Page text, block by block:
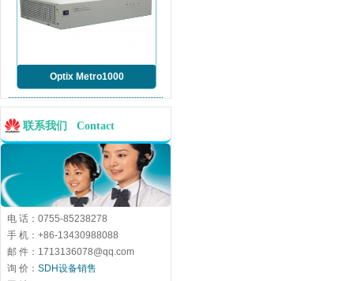
Optix Metro1000
联系我们 Contact
电 话：0755-85238278
手 机：+86-13430988088
邮 件：1713136078@qq.com
询 价： SDH设备销售